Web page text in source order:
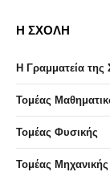
Η ΣΧΟΛΗ
Η Γραμματεία της
Τομέας
Τομέας Φυσικής
Τομέας Μηχανικής